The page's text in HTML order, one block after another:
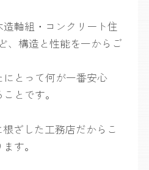
軸組・コンクリート住
、構造と性能を一からご
とって何が一番安心
とです。
ざした工務店だからこ
す。